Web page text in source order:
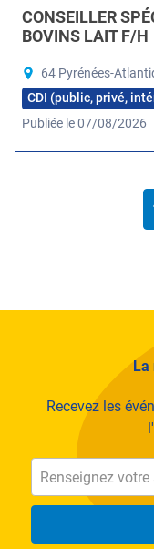
CONSEILLER
BOVINS LAIT F/H
64 Pyrénées-
CDI (public, privé,
Publiée le 07/08/2026
La
Recevez les